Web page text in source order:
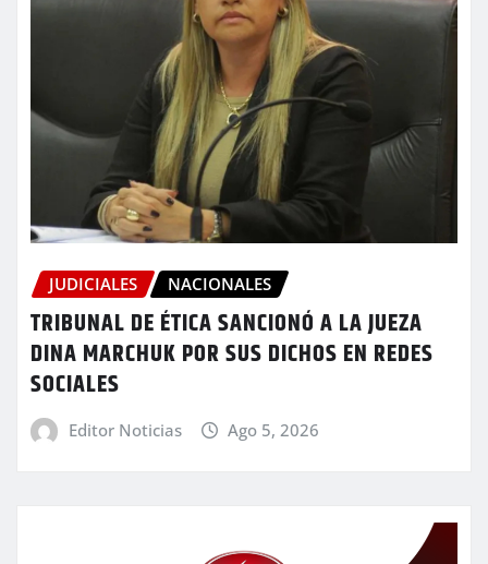
JUDICIALES NACIONALES
TRIBUNAL DE ÉTICA SANCIONÓ A LA JUEZA
DINA MARCHUK POR SUS DICHOS EN REDES
SOCIALES
Editor Noticias Ago 5, 2026